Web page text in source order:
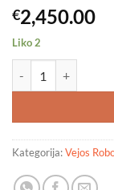
€2,450.00
Liko 2
Kategorija:Vejos